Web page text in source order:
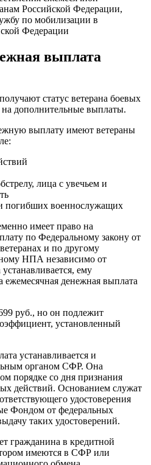
Российской Федерации,
по мобилизации в
Федерации
выплата
статус ветерана боевых
дополнительные выплаты.
выплату имеют ветераны
лица с увечьем и
погибших военнослужащих
имеет право на
по Федеральному закону от
и по другому
НПА независимо от
ему
ежемесячная денежная выплата
руб., но он подлежит
установленный
устанавливается и
органом СФР. Она
порядке со дня признания
действий. Основанием служат
удостоверения
Фондом от федеральных
таких удостоверений.
гражданина в кредитной
имеются в СФР или